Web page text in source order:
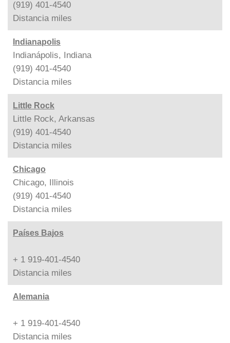
(919) 401-4540
Distancia miles
Indianapolis
Indianápolis, Indiana
(919) 401-4540
Distancia miles
Little Rock
Little Rock, Arkansas
(919) 401-4540
Distancia miles
Chicago
Chicago, Illinois
(919) 401-4540
Distancia miles
Países Bajos
+ 1 919-401-4540
Distancia miles
Alemania
+ 1 919-401-4540
Distancia miles